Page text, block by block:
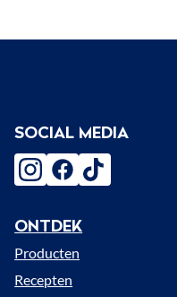
Menu
ONTDEK
Producten
Recepten
SOCIAL MEDIA
instagram
facebook
tiktok